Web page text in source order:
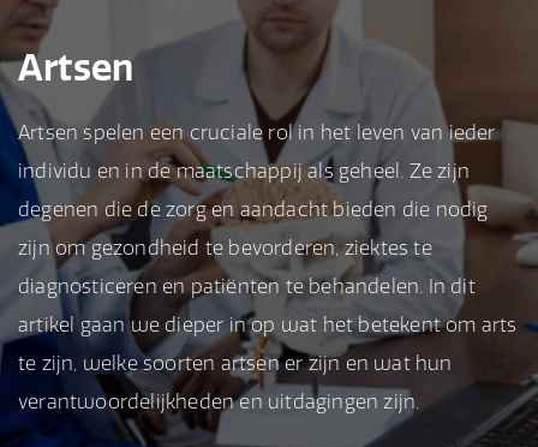
Artsen
Artsen spelen een cruciale rol in het leven van ieder
individu en in de maatschappij als geheel. Ze zijn
degenen die de zorg en aandacht bieden die nodig
zijn om gezondheid te bevorderen, ziektes te
diagnosticeren en patiënten te behandelen. In dit
artikel gaan we dieper in op wat het betekent om arts
te zijn, welke soorten artsen er zijn en wat hun
verantwoordelijkheden en uitdagingen zijn.